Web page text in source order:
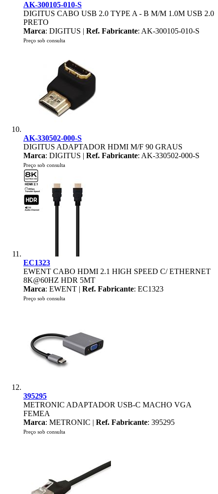
AK-300105-010-S
DIGITUS CABO USB 2.0 TYPE A - B M/M 1.0M USB 2.0
PRETO
Marca: DIGITUS | Ref. Fabricante: AK-300105-010-S
Preço sob consulta
AK-330502-000-S
DIGITUS ADAPTADOR HDMI M/F 90 GRAUS
Marca: DIGITUS | Ref. Fabricante: AK-330502-000-S
Preço sob consulta
EC1323
EWENT CABO HDMI 2.1 HIGH SPEED C/ ETHERNET
8K@60HZ HDR 5MT
Marca: EWENT | Ref. Fabricante: EC1323
Preço sob consulta
395295
METRONIC ADAPTADOR USB-C MACHO VGA
FEMEA
Marca: METRONIC | Ref. Fabricante: 395295
Preço sob consulta